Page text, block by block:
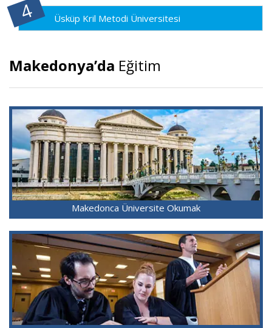
Üsküp Kril Metodi Üniversitesi
Makedonya’da Eğitim
Makedonca Üniversite Okumak